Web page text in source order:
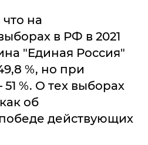
на
в РФ в 2021
"Единая Россия"
%, но при
%. О тех выборах
об
действующих